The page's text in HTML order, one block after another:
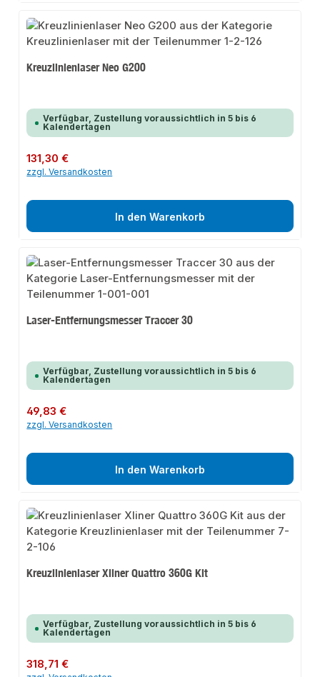
Kreuzlinienlaser Neo G200
Verfügbar, Zustellung voraussichtlich in 5 bis 6
Kalendertagen
Regulärer Preis:
131,30 €
zzgl. Versandkosten
In den Warenkorb
Laser-Entfernungsmesser Traccer 30
Verfügbar, Zustellung voraussichtlich in 5 bis 6
Kalendertagen
Regulärer Preis:
49,83 €
zzgl. Versandkosten
In den Warenkorb
Kreuzlinienlaser Xliner Quattro 360G Kit
Verfügbar, Zustellung voraussichtlich in 5 bis 6
Kalendertagen
Regulärer Preis:
318,71 €